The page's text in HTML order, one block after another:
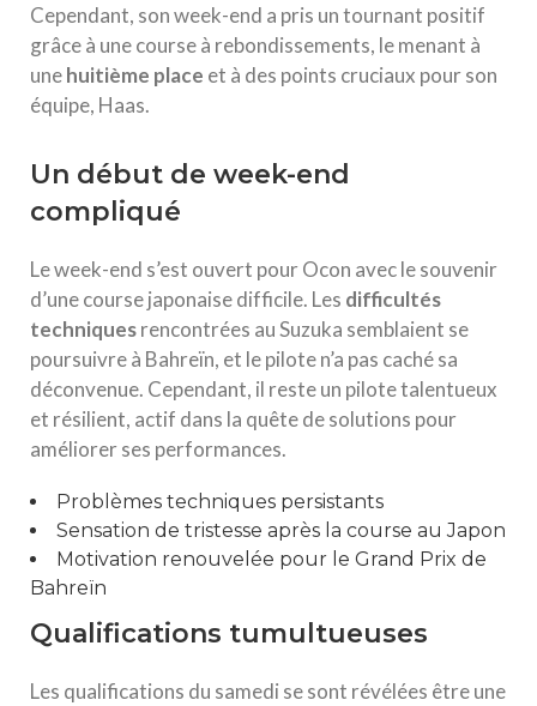
Cependant, son week-end a pris un tournant positif
grâce à une course à rebondissements, le menant à
unehuitième place et à des points cruciaux pour son
équipe, Haas.
Un début de week-end
compliqué
Le week-end s’est ouvert pour Ocon avec le souvenir
d’une course japonaise difficile. Les diffcultés
techniquesrencontrées au Suzuka semblaient se
poursuivre à Bahreïn, et le pilote n’a pas caché sa
déconvenue. Cependant, il reste un pilote talentueux
et résilient, actif dans la quête de solutions pour
améliorer ses performances.
Problèmes techniques persistants
Sensation de tristesse après la course au Japon
Motivation renouvelée pour le Grand Prix de
Bahreïn
Qualifications tumultueuses
Les qualifications du samedi se sont révélées être une